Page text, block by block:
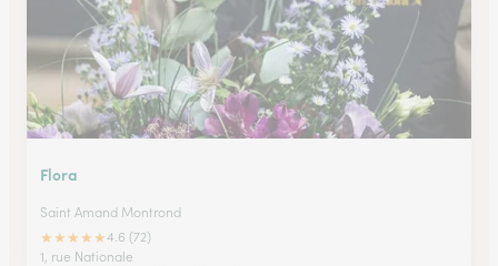
Flora
Saint Amand Montrond
★★★★★4.6 (72)
1, rue Nationale